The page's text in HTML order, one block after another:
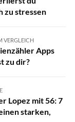
zu stressen
VERGLEICH
Apps
zu dir?
Lopez mit 56: 7
starken,